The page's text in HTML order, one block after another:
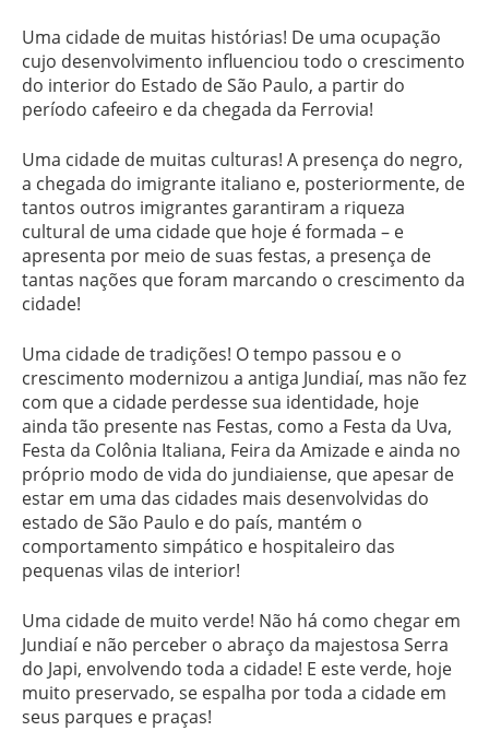
Uma cidade de muitas histórias! De uma ocupação
cujo desenvolvimento influenciou todo o crescimento
do interior do Estado de São Paulo, a partir do
período cafeeiro e da chegada da Ferrovia!
Uma cidade de muitas culturas! A presença do negro,
a chegada do imigrante italiano e, posteriormente, de
tantos outros imigrantes garantiram a riqueza
cultural de uma cidade que hoje é formada – e
apresenta por meio de suas festas, a presença de
tantas nações que foram marcando o crescimento da
cidade!
Uma cidade de tradições! O tempo passou e o
crescimento modernizou a antiga Jundiaí, mas não fez
com que a cidade perdesse sua identidade, hoje
ainda tão presente nas Festas, como a Festa da Uva,
Festa da Colônia Italiana, Feira da Amizade e ainda no
próprio modo de vida do jundiaiense, que apesar de
estar em uma das cidades mais desenvolvidas do
estado de São Paulo e do país, mantém o
comportamento simpático e hospitaleiro das
pequenas vilas de interior!
Uma cidade de muito verde! Não há como chegar em
Jundiaí e não perceber o abraço da majestosa Serra
do Japi, envolvendo toda a cidade! E este verde, hoje
muito preservado, se espalha por toda a cidade em
seus parques e praças!